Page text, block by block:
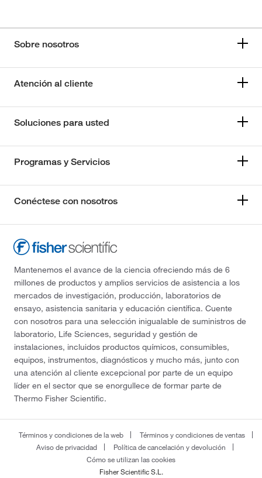
Sobre nosotros
Atención al cliente
Soluciones para usted
Programas y Servicios
Conéctese con nosotros
Mantenemos el avance de la ciencia ofreciendo más de 6
millones de productos y amplios servicios de asistencia a los
mercados de investigación, producción, laboratorios de
ensayo, asistencia sanitaria y educación científica. Cuente
con nosotros para una selección inigualable de suministros de
laboratorio, Life Sciences, seguridad y gestión de
instalaciones, incluidos productos químicos, consumibles,
equipos, instrumentos, diagnósticos y mucho más, junto con
una atención al cliente excepcional por parte de un equipo
líder en el sector que se enorgullece de formar parte de
Thermo Fisher Scientific.
Términos y condiciones de la web
Términos y condiciones de ventas
Aviso de privacidad
Política de cancelación y devolución
Cómo se utilizan las cookies
Fisher Scientific S.L.